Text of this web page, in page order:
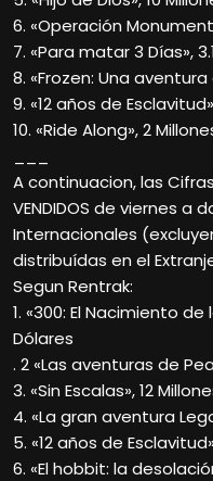
6. «Operación
7. «Para matar 3 Días»,
8. «Frozen: Una
9. «12 años de
10. «Ride Along», 2
A continuacion, las
VENDIDOS de viernes a
Internacionales
distribuídas en el
Segun Rentrak:
1. «300: El Nacimiento
Dólares
. 2 «Las aventuras de
3. «Sin Escalas», 12
4. «La gran aventura
5. «12 años de
6. «El hobbit: la